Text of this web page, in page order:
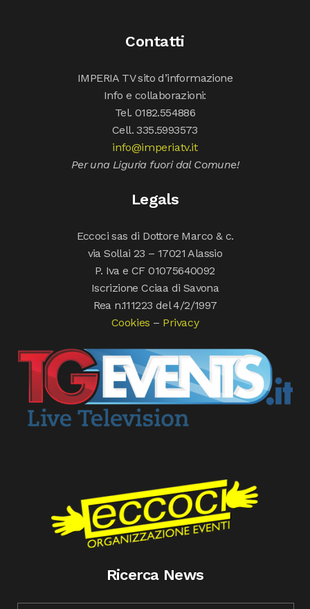
Contatti
IMPERIA TV sito d’informazione
Info e collaborazioni:
Tel. 0182.554886
Cell. 335.5993573
info@imperiatv.it
Per una Liguria fuori dal Comune!
Legals
Eccoci sas di Dottore Marco & c.
via Sollai 23 – 17021 Alassio
P. Iva e CF 01075640092
Iscrizione Cciaa di Savona
Rea n.111223 del 4/2/1997
Cookies – Privacy
Ricerca News